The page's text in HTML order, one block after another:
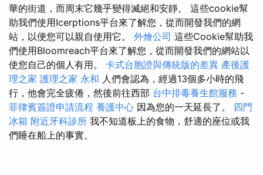
華的街道，而周末它幾乎變得滅絕和安靜。 這些cookie幫
助我們使用Icerptions平台來了解您，從而開發我們的網
站，以便您可以親自使用它。 外燴公司 這些Cookie幫助我
們使用Bloomreach平台來了解您，從而開發我們的網站以
使您自己的個人有用。 卡式台胞證與傳統版的差異 產後護
理之家 護理之家 永和 人們會認為，經過13個多小時的飛
行，他會完全疲倦，然後前往西部 台中排毒養生館服務 -
菲律賓簽證申請流程 養護中心 因為您的一天延長了。 四門
冰箱 附近牙科診所 我不知道板上的食物，舒適的座位或我
們睡在船上的事實。